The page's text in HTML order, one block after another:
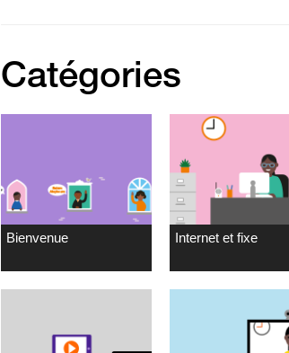
Catégories
Bienvenue Internet et fixe